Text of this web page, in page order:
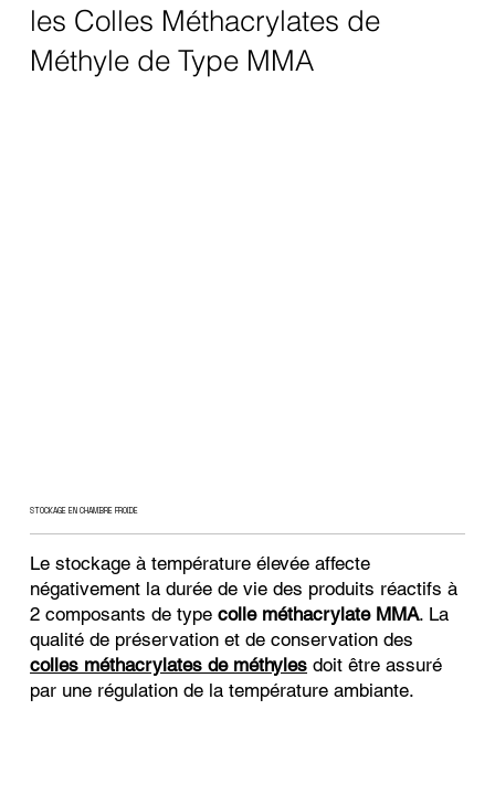
les Colles Méthacrylates de
Méthyle de Type MMA
Le stockage à température élevée affecte
négativement la durée de vie des produits réactifs à
2 composants de typecolle méthacrylate MMA. La
qualité de préservation et de conservation des
colles méthacrylates de méthyles doit être assuré
par une régulation de la température ambiante.
STOCKAGE EN CHAMBRE FROIDE